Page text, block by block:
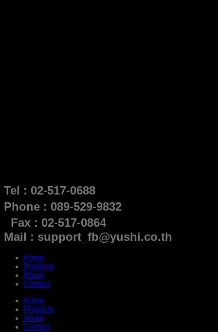
Tel : 02-517-0688
Phone : 089-529-9832
Fax : 02-517-0864
Mail : support_fb@yushi.co.th
Home
Products
About
Contact
Home
Products
About
Contact